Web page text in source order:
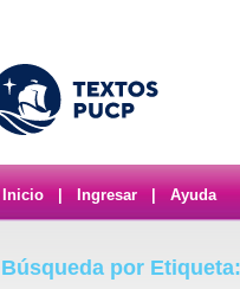
Inicio Ingresar Ayuda
Búsqueda por